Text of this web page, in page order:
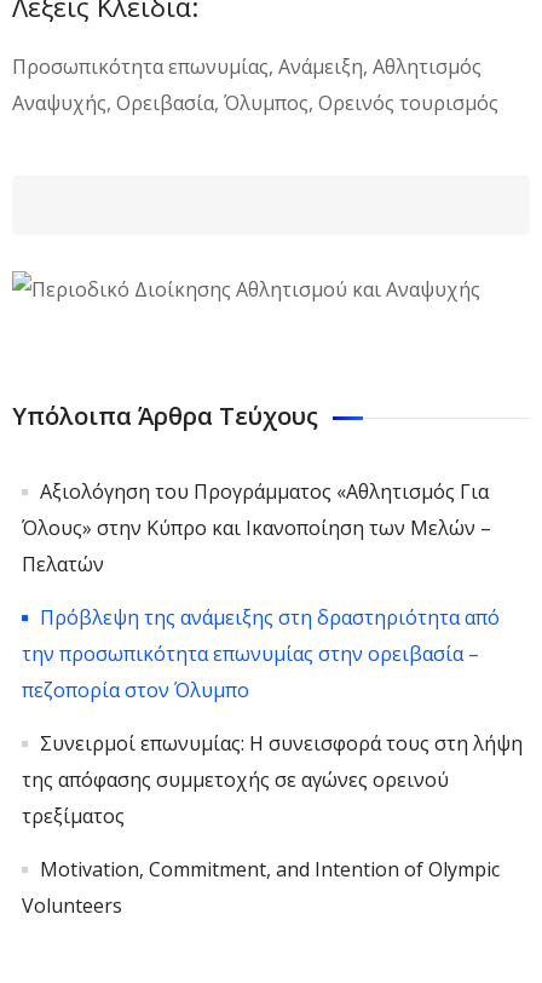
Προσωπικότητα επωνυμίας, Ανάμειξη, Αθλητισμός
Αναψυχής, Ορειβασία, Όλυμπος, Ορεινός τουρισμός
Υπόλοιπα Άρθρα Τεύχους
Αξιολόγηση του Προγράμματος «Αθλητισμός Για
Όλους» στην Κύπρο και Ικανοποίηση των Μελών –
Πελατών
Πρόβλεψη της ανάμειξης στη δραστηριότητα από
την προσωπικότητα επωνυμίας στην ορειβασία –
πεζοπορία στον Όλυμπο
Συνειρμοί επωνυμίας: Η συνεισφορά τους στη λήψη
της απόφασης συμμετοχής σε αγώνες ορεινού
τρεξίματος
Motivation, Commitment, and Intention of Olympic
Volunteers